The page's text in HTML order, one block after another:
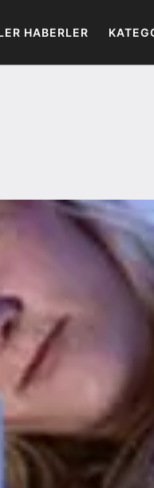
HABERLER